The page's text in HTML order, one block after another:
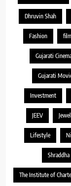
Dhruvin Shah
Fashion
Gujarati
Gujarati
Investment
JEEV
Lifestyle
Shraddha
The Institute of